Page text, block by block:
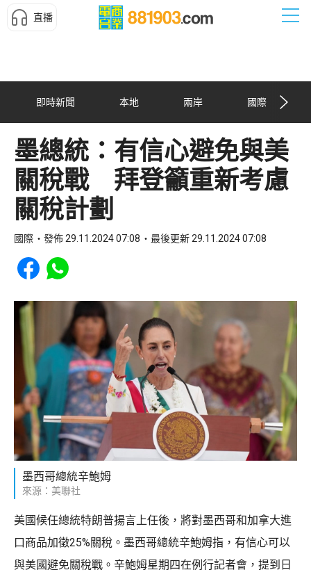
直播
即時新聞 本地 兩岸 國際
墨總統：有信心避免與美
關稅戰 拜登籲重新考慮
關稅計劃
國際 發佈 29.11.2024 07:08 最後更新 29.11.2024 07:08
Share to Facebook
Share to WhatsApp
墨西哥總統辛鮑姆
來源：美聯社
美國候任總統特朗普揚言上任後，將對墨西哥和加拿大進
口商品加徵25%關稅。墨西哥總統辛鮑姆指，有信心可以
與美國避免關稅戰。辛鮑姆星期四在例行記者會，提到日